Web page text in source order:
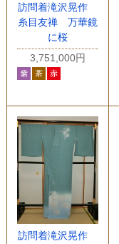
訪問着滝沢晃作
糸目友禅 万華鏡
に桜
3,751,000円
訪問着滝沢晃作